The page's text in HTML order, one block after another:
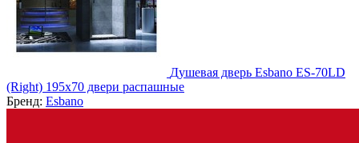
Душевая дверь Esbano ES-70LD
(Right) 195х70 двери распашные
Бренд: Esbano